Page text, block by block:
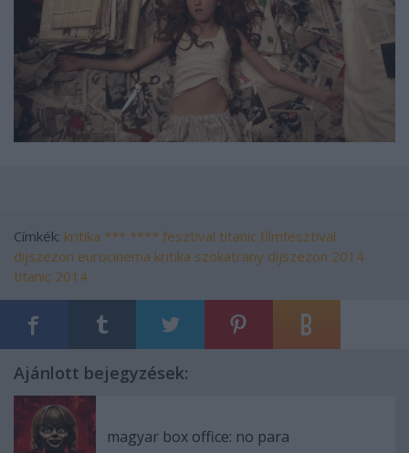
Címkék: kritika *** **** fesztival titanic filmfesztival
dijszezon eurocinema kritika szokatrany dijszezon 2014
titanic 2014
Ajánlott bejegyzések:
magyar box office: no para